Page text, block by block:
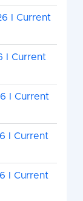
I Current
I Current
I Current
I Current
I Current